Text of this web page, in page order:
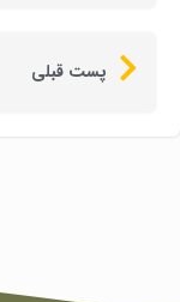
پست قبلی